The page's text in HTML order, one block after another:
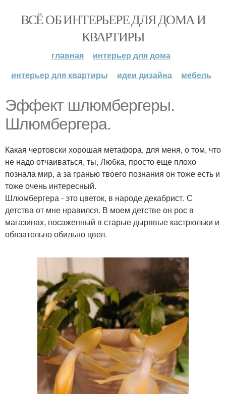
ВСЁ ОБ ИНТЕРЬЕРЕ ДЛЯ ДОМА И
КВАРТИРЫ
главная
интерьер для дома
интерьер для квартиры
идеи дизайна мебель
Эффект шлюмбергеры.
Шлюмбергера.
Какая чертовски хорошая метафора, для меня, о том, что
не надо отчаиваться, ты, Любка, просто еще плохо
познала мир, а за гранью твоего познания он тоже есть и
тоже очень интересный.
Шлюмбергера - это цветок, в народе декабрист. С
детства от мне нравился. В моем детстве он рос в
магазинах, посаженный в старые дырявые кастрюльки и
обязательно обильно цвел.